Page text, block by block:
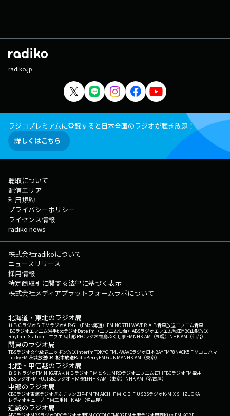
radiko.jp
ラジコプレミアムに登録すると日本全国のラジオが聴き放題！
詳しくはこちら
聴取について
配信エリア
利用規約
プライバシーポリシー
ライセンス情報
radiko news
株式会社radikoについて
ニュースリリース
採用情報
特定商取引に関する法律に基づく表示
株式会社メディアプラットフォームラボについて
北海道・東北のラジオ局
ＨＢＣラジオＳＴＶラジオAIR-G'（FM北海道） FM NORTH WAVEＲＡＢ青森放送エフエム青森
IBCラジオエフエム岩手tbcラジオDate fm（エフエム仙台） ABSラジオエフエム秋田YBC山形放送
Rhythm Station エフエム山形RFCラジオ福島ふくしまFMNHK AM（札幌） NHK AM（仙台）
関東のラジオ局
TBSラジオ文化放送ニッポン放送interfmTOKYO FMJ-WAVEラジオ日本BAYFM78NACK5 ＦＭヨコハマ
LuckyFM 茨城放送CRT栃木放送RadioBerryFM GUNMANHK AM（東京）
北陸・甲信越のラジオ局
ＢＳＮラジオFM NIIGATAＫＮＢラジオ ＦＭとやまMROラジオエフエム石川FBCラジオFM福井
YBSラジオFM FUJISBCラジオ ＦＭ長野NHK AM（東京） NHK AM（名古屋）
中部のラジオ局
CBCラジオ東海ラジオぎふチャンZIP-FMFM AICHI ＦＭ ＧＩＦＵ SBSラジオK-MIX SHIZUOKA
レディオキューブ ＦＭ三重NHK AM（名古屋）
近畿のラジオ局